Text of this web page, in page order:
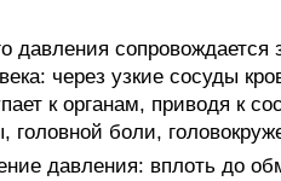
давления сопровождается
через узкие сосуды
к органам, приводя к
головной боли,
давления: вплоть до